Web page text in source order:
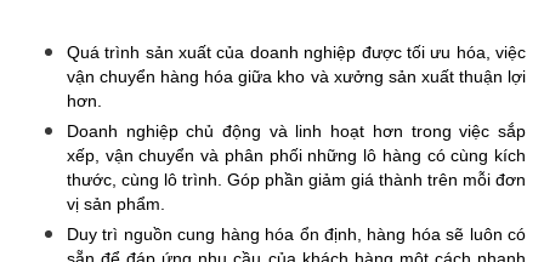
Quá trình sản xuất của doanh nghiệp được tối ưu hóa, việc
vận chuyển hàng hóa giữa kho và xưởng sản xuất thuận lợi
hơn.
Doanh nghiệp chủ động và linh hoạt hơn trong việc sắp
xếp, vận chuyển và phân phối những lô hàng có cùng kích
thước, cùng lô trình. Góp phần giảm giá thành trên mỗi đơn
vị sản phẩm.
Duy trì nguồn cung hàng hóa ổn định, hàng hóa sẽ luôn có
sẵn để đáp ứng nhu cầu của khách hàng một cách nhanh